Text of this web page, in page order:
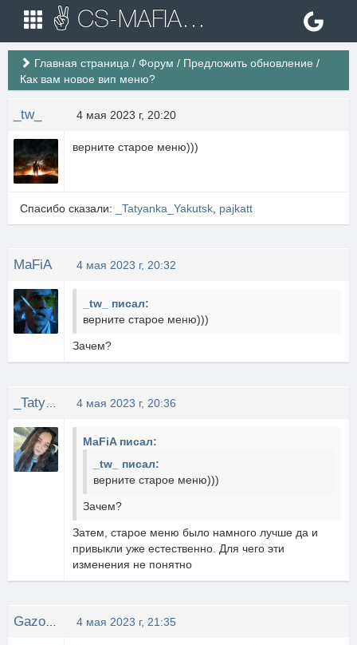
✌ CS-MAFIA.RU ✌ Игровые сервера Counter Strike 1.6
Главная страница / Форум / Предложить обновление /
Как вам новое вип меню?
_tw_ 4 мая 2023 г, 20:20
верните старое меню)))
Спасибо сказали: _Tatyanka_Yakutsk pajkatt
MaFiA 4 мая 2023 г, 20:32
_tw_ писал:
верните старое меню)))
Зачем?
4 мая 2023 г, 20:36
MaFiA писал:
_tw_ писал:
верните старое меню)))
Зачем?
Затем, старое меню было намного лучше да и
привыкли уже естественно. Для чего эти
изменения не понятно
4 мая 2023 г, 21:35